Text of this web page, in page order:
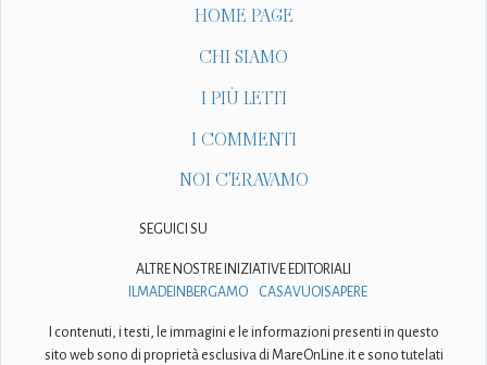
HOME PAGE
CHI SIAMO
I PIÙ LETTI
I COMMENTI
NOI C'ERAVAMO
SEGUICI SU
ALTRE NOSTRE INIZIATIVE EDITORIALI
ILMADEINBERGAMO
CASAVUOISAPERE
I contenuti, i testi, le immagini e le informazioni presenti in questo
sito web sono di proprietà esclusiva di MareOnLine.it e sono tutelati